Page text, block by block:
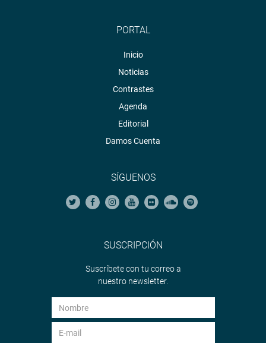
PORTAL
Inicio
Noticias
Contrastes
Agenda
Editorial
Damos Cuenta
SÍGUENOS
SUSCRIPCIÓN
Suscríbete con tu correo a
nuestro newsletter.